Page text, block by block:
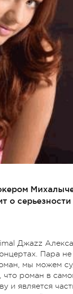
о
Джаzz
Пара
мы можем
роман в
и является